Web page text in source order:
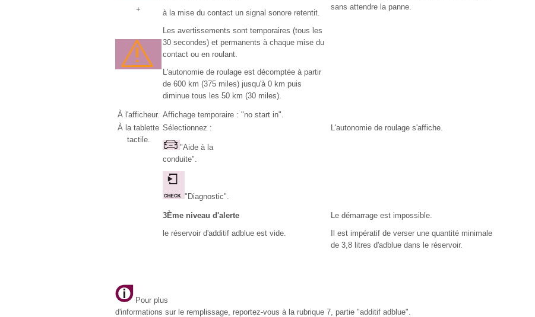
+
à la mise du contact un signal sonore retentit.
Les avertissements sont temporaires (tous les
30 secondes) et permanents à chaque mise du
contact ou en roulant.
L'autonomie de roulage est décomptée à partir
de 600 km (375 miles) jusqu'à 0 km puis
diminue tous les 50 km (30 miles).
sans attendre la panne.
À l'afficheur. Affichage temporaire : "no start in".
À la tablette
tactile.
Sélectionnez :
"Aide à la
conduite".
"Diagnostic".
L'autonomie de roulage s'affiche.
3Ème niveau d'alerte
le réservoir d'additif adblue est vide.
Le démarrage est impossible.
Il est impératif de verser une quantité minimale
de 3,8 litres d'adblue dans le réservoir.
Pour plus
d'informations sur le remplissage, reportez-vous à la rubrique 7, partie "additif adblue".